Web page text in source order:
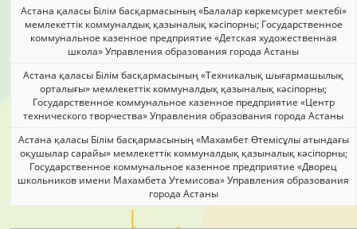
Астана қаласы Білім басқармасының «Балалар көркемсурет мектебі»
мемлекеттік коммуналдық қазыналық кәсіпорны; Государственное
коммунальное казенное предприятие «Детская художественная
школа» Управления образования города Астаны
Астана қаласы Білім басқармасының «Техникалық шығармашылық
орталығы» мемлекеттік коммуналдық қазыналық кәсіпорны;
Государственное коммунальное казенное предприятие «Центр
технического творчества» Управления образования города Астаны
Астана қаласы Білім басқармасының «Махамбет Өтемісұлы атындағы
оқушылар сарайы» мемлекеттік коммуналдық қазыналық кәсіпорны;
Государственное коммунальное казенное предприятие «Дворец
школьников имени Махамбета Утемисова» Управления образования
города Астаны